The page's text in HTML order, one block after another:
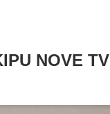
NOVE TV